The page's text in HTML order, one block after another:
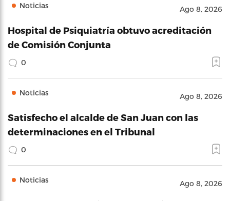
Noticias Ago 8, 2026
Hospital de Psiquiatría obtuvo acreditación
de Comisión Conjunta
0
Noticias Ago 8, 2026
Satisfecho el alcalde de San Juan con las
determinaciones en el Tribunal
0
Noticias Ago 8, 2026